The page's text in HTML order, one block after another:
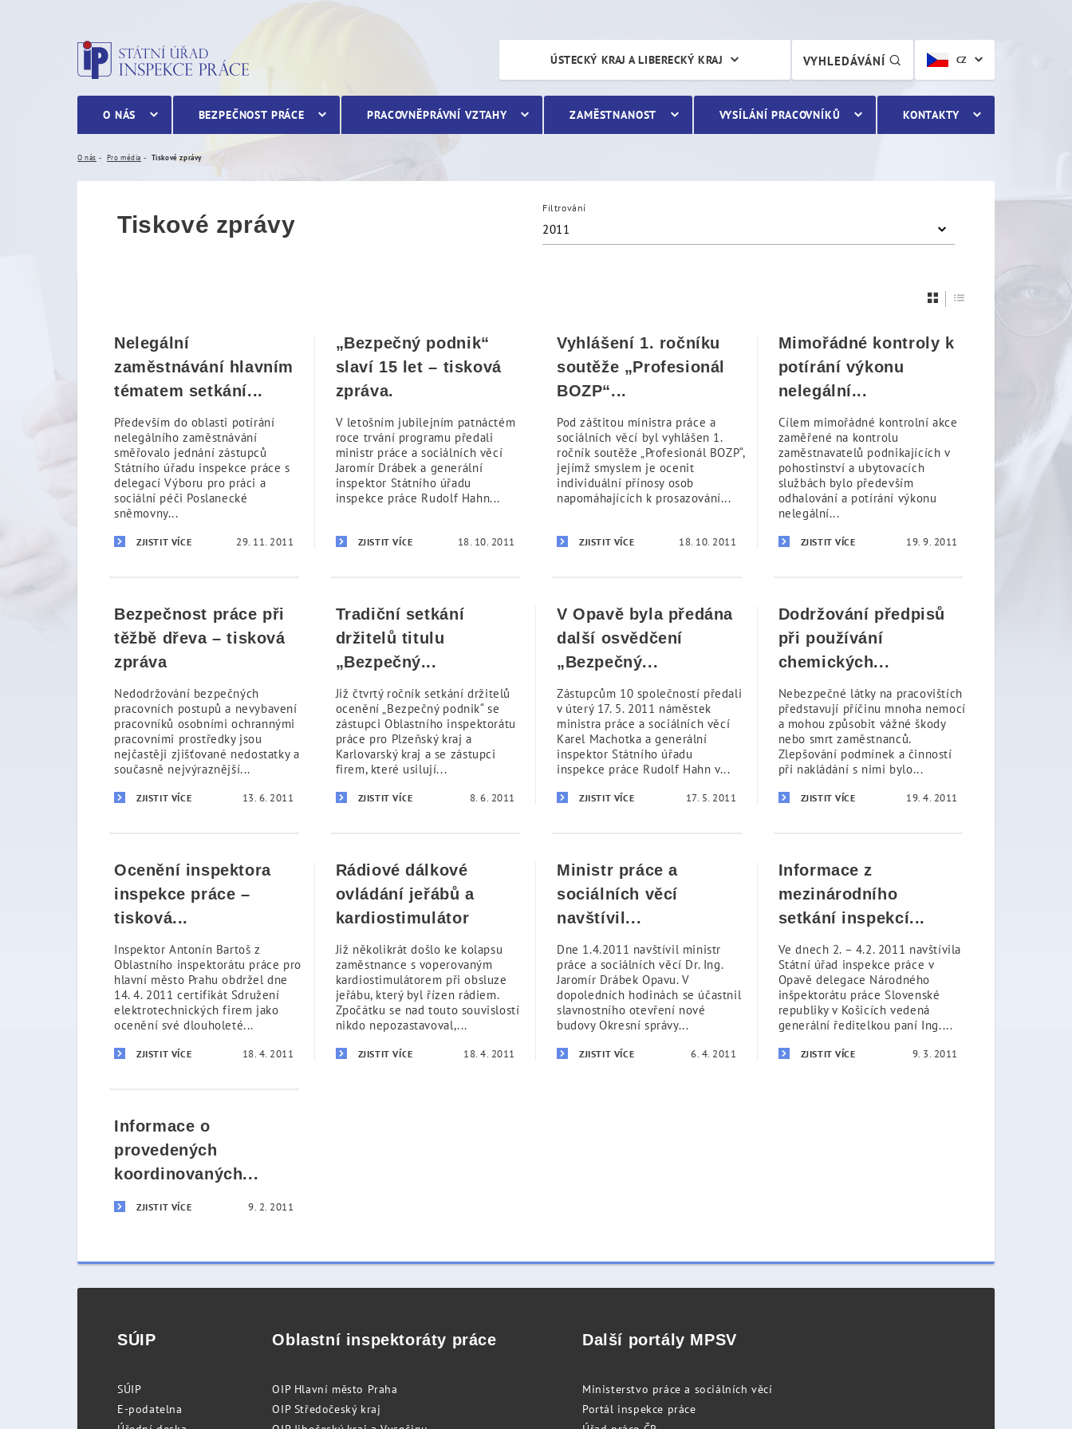
CZ
VYHLEDÁVÁNÍ
ÚSTECKÝ KRAJ A LIBERECKÝ KRAJ
O NÁS BEZPEČNOST PRÁCE PRACOVNĚPRÁVNÍ VZTAHY ZAMĚSTNANOST VYSÍLÁNÍ PRACOVNÍKŮ KONTAKTY
O nás Pro média Tiskové zprávy
Tiskové zprávy
Filtrování
2011
Nelegální
zaměstnávání hlavním
tématem setkání...
Především do oblasti potírání
nelegálního zaměstnávání
směřovalo jednání zástupců
Státního úřadu inspekce práce s
delegací Výboru pro práci a
sociální péči Poslanecké
sněmovny...
ZJISTIT VÍCE 29. 11. 2011
„Bezpečný podnik“
slaví 15 let – tisková
zpráva.
V letošním jubilejním patnáctém
roce trvání programu předali
ministr práce a sociálních věcí
Jaromír Drábek a generální
inspektor Státního úřadu
inspekce práce Rudolf Hahn...
ZJISTIT VÍCE 18. 10. 2011
Vyhlášení 1. ročníku
soutěže „Profesionál
BOZP“...
Pod záštitou ministra práce a
sociálních věcí byl vyhlášen 1.
ročník soutěže „Profesionál BOZP“,
jejímž smyslem je ocenit
individuální přínosy osob
napomáhajících k prosazování...
ZJISTIT VÍCE 18. 10. 2011
Mimořádné kontroly k
potírání výkonu
nelegální...
Cílem mimořádné kontrolní akce
zaměřené na kontrolu
zaměstnavatelů podnikajících v
pohostinství a ubytovacích
službách bylo především
odhalování a potírání výkonu
nelegální...
ZJISTIT VÍCE 19. 9. 2011
Bezpečnost práce při
těžbě dřeva – tisková
zpráva
Nedodržování bezpečných
pracovních postupů a nevybavení
pracovníků osobními ochrannými
pracovními prostředky jsou
nejčastěji zjišťované nedostatky a
současně nejvýraznější...
ZJISTIT VÍCE 13. 6. 2011
Tradiční setkání
držitelů titulu
„Bezpečný...
Již čtvrtý ročník setkání držitelů
ocenění „Bezpečný podnik“ se
zástupci Oblastního inspektorátu
práce pro Plzeňský kraj a
Karlovarský kraj a se zástupci
firem, které usilují...
ZJISTIT VÍCE 8. 6. 2011
V Opavě byla předána
další osvědčení
„Bezpečný...
Zástupcům 10 společností předali
v úterý 17. 5. 2011 náměstek
ministra práce a sociálních věcí
Karel Machotka a generální
inspektor Státního úřadu
inspekce práce Rudolf Hahn v...
ZJISTIT VÍCE 17. 5. 2011
Dodržování předpisů
při používání
chemických...
Nebezpečné látky na pracovištích
představují příčinu mnoha nemocí
a mohou způsobit vážné škody
nebo smrt zaměstnanců.
Zlepšování podmínek a činností
při nakládání s nimi bylo...
ZJISTIT VÍCE 19. 4. 2011
Ocenění inspektora
inspekce práce –
tisková...
Inspektor Antonín Bartoš z
Oblastního inspektorátu práce pro
hlavní město Prahu obdržel dne
14. 4. 2011 certifikát Sdružení
elektrotechnických firem jako
ocenění své dlouholeté...
ZJISTIT VÍCE 18. 4. 2011
Rádiové dálkové
ovládání jeřábů a
kardiostimulátor
Již několikrát došlo ke kolapsu
zaměstnance s voperovaným
kardiostimulátorem při obsluze
jeřábu, který byl řízen rádiem.
Zpočátku se nad touto souvislostí
nikdo nepozastavoval,...
ZJISTIT VÍCE 18. 4. 2011
Ministr práce a
sociálních věcí
navštívil...
Dne 1.4.2011 navštívil ministr
práce a sociálních věcí Dr. Ing.
Jaromír Drábek Opavu. V
dopoledních hodinách se účastnil
slavnostního otevření nové
budovy Okresní správy...
ZJISTIT VÍCE 6. 4. 2011
Informace z
mezinárodního
setkání inspekcí...
Ve dnech 2. – 4.2. 2011 navštívila
Státní úřad inspekce práce v
Opavě delegace Národného
inšpektorátu práce Slovenské
republiky v Košicích vedená
generální ředitelkou paní Ing....
ZJISTIT VÍCE 9. 3. 2011
Informace o
provedených
koordinovaných...
ZJISTIT VÍCE 9. 2. 2011
SÚIP
SÚIP
E-podatelna
Oblastní inspektoráty práce
OIP Hlavní město Praha
OIP Středočeský kraj
Další portály MPSV
Ministerstvo práce a sociálních věcí
Portál inspekce práce